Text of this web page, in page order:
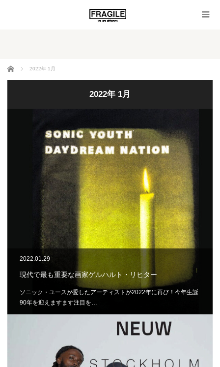
ホーム 2022年 1月
2022年 1月
2022.01.29
現代で最も重要な画家ゲルハルト・リヒター
ソニック・ユースが愛したアーティストが2022年に再び！今年生誕
90年を迎えますます注目を…